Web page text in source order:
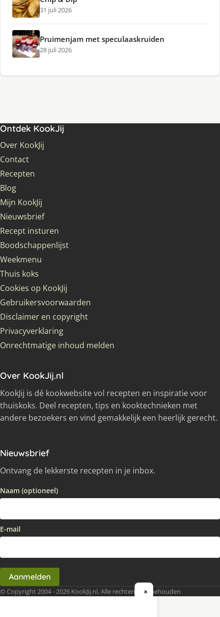
31 juli 2026
Pruimenjam met speculaaskruiden
28 juli 2026
Ontdek KookJij
Over KookJij
Contact
Recepten
Blog
Mijn KookJij
Nieuwsbrief
Recept insturen
Boodschappenlijst
Weekmenu
Thuis koks
Cookies op KookJij
Gebruikersvoorwaarden
Disclaimer en copyright
Privacyverklaring
Onrechtmatige inhoud melden
Over KookJij.nl
KookJij is dé kookwebsite vol recepten en inspiratie voor
thuiskoks. Deel recepten, tips en kooktechnieken met
andere bezoekers en vind gemakkelijk een heerlijk gerecht.
Nieuwsbrief
Ontvang de lekkerste recepten in je inbox.
Naam (optioneel)
E-mail
Aanmelden
© Copyright 2004 - 2026 KookJij.nl, Alle rechten voorbehouden
×